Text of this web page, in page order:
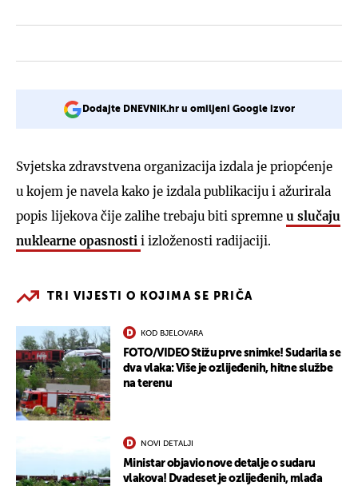
Dodajte DNEVNIK.hr u omiljeni Google izvor
Svjetska zdravstvena organizacija izdala je priopćenje
u kojem je navela kako je izdala publikaciju i ažurirala
popis lijekova čije zalihe trebaju biti spremne u slučaju
nuklearne opasnosti i izloženosti radijaciji.
TRI VIJESTI O KOJIMA SE PRIČA
KOD BJELOVARA
FOTO/VIDEO Stižu prve snimke! Sudarila se
dva vlaka: Više je ozlijeđenih, hitne službe
na terenu
NOVI DETALJI
Ministar objavio nove detalje o sudaru
vlakova! Dvadeset je ozlijeđenih, mlađa